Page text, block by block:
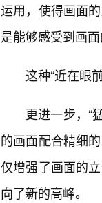
运用，使得画面
是能够感受到画
这种“近在眼
更进一步，“
的画面配合精细
仅增强了画面的
向了新的高峰。